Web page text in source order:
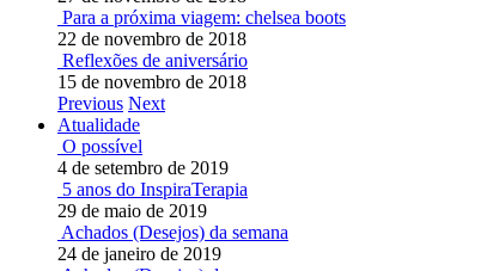
Para a próxima viagem: chelsea boots
22 de novembro de 2018
Reflexões de aniversário
15 de novembro de 2018
Previous Next
Atualidade
O possível
4 de setembro de 2019
5 anos do InspiraTerapia
29 de maio de 2019
Achados (Desejos) da semana
24 de janeiro de 2019